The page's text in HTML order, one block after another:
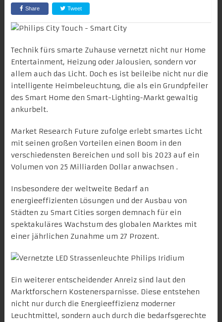
Share Tweet
Technik fürs smarte Zuhause vernetzt nicht nur Home
Entertainment, Heizung oder Jalousien, sondern vor
allem auch das Licht. Doch es ist beileibe nicht nur die
intelligente Heimbeleuchtung, die als ein Grundpfeiler
des Smart Home den Smart-Lighting-Markt gewaltig
ankurbelt.
Market Research Future zufolge erlebt smartes Licht
mit seinen großen Vorteilen einen Boom in den
verschiedensten Bereichen und soll bis 2023 auf ein
Volumen von 25 Milliarden Dollar anwachsen .
Insbesondere der weltweite Bedarf an
energieeffizienten Lösungen und der Ausbau von
Städten zu Smart Cities sorgen demnach für ein
spektakuläres Wachstum des globalen Marktes mit
einer jährlichen Zunahme um 27 Prozent.
Ein weiterer entscheidender Anreiz sind laut den
Marktforschern Kostenersparnisse. Diese entstehen
nicht nur durch die Energieeffizienz moderner
Leuchtmittel, sondern auch durch die bedarfsgerechte